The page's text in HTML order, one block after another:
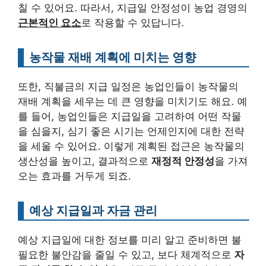
칠 수 있어요. 따라서, 지급일 안정성이 농업 경영의
근본적인 요소로 작용할 수 있답니다.
농작물 재배 계획에 미치는 영향
또한, 직불금의 지급 일정은 농업인들이 농작물의
재배 계획을 세우는 데 큰 영향을 미치기도 해요. 예
를 들어, 농업인들은 지급일을 고려하여 어떤 작물
을 심을지, 심기 좋은 시기는 언제인지에 대한 전략
을 세울 수 있어요. 이렇게 계획된 접근은 농작물의
생산성을 높이고, 결과적으로 재정적 안정성을 가져
오는 효과를 거두게 되죠.
예상 지급일과 자금 관리
예상 지급일에 대한 정보를 미리 알고 준비하면 불
필요한 불안감을 줄일 수 있고, 보다 체계적으로 자